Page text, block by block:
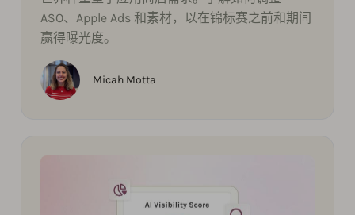
ASO、Apple Ads 和素材，以在锦标赛之前和期间
赢得曝光度。
Micah Motta